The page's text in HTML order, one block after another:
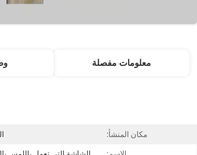
معلومات مفصلة
مكان المنشأ: